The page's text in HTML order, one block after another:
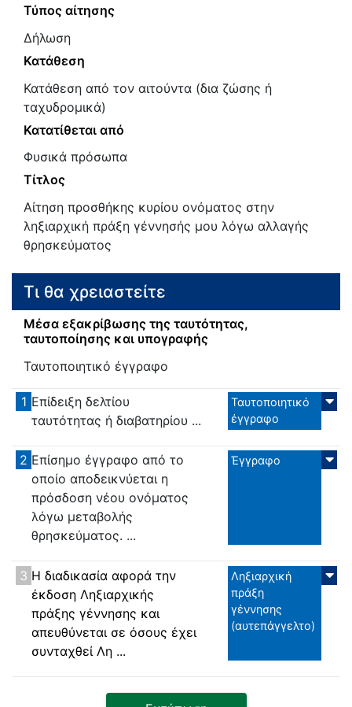
Τύπος αίτησης
Δήλωση
Κατάθεση
Κατάθεση από τον αιτούντα (δια ζώσης ή
ταχυδρομικά)
Κατατίθεται από
Φυσικά πρόσωπα
Τίτλος
Αίτηση προσθήκης κυρίου ονόματος στην
ληξιαρχική πράξη γέννησής μου λόγω αλλαγής
θρησκεύματος
Τι θα χρειαστείτε
Μέσα εξακρίβωσης της ταυτότητας,
ταυτοποίησης και υπογραφής
Ταυτοποιητικό έγγραφο
1 Επίδειξη δελτίου
ταυτότητας ή διαβατηρίου ...
Ταυτοποιητικό
έγγραφο
2 Επίσημο έγγραφο από το
οποίο αποδεικνύεται η
πρόσδοση νέου ονόματος
λόγω μεταβολής
θρησκεύματος. ...
Έγγραφο
3 Η διαδικασία αφορά την
έκδοση Ληξιαρχικής
πράξης γέννησης και
απευθύνεται σε όσους έχει
συνταχθεί Λη ...
Ληξιαρχική
πράξη
γέννησης
(αυτεπάγγελτο)